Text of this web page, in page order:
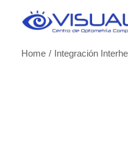
Home
Integración